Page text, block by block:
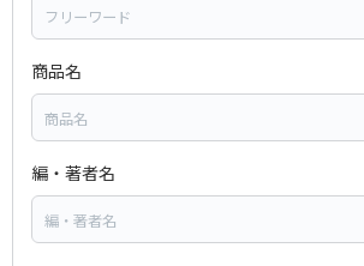
商品名
編・著者名